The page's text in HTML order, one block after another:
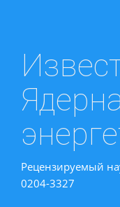
Рецензируемый
0204-3327